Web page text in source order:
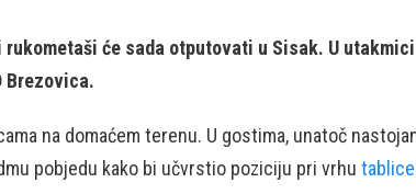
će sada otputovati u Sisak. U
Brezovica.
na domaćem terenu. U gostima, unatoč
pobjedu kako bi učvrstio poziciju pri vrhu tablice